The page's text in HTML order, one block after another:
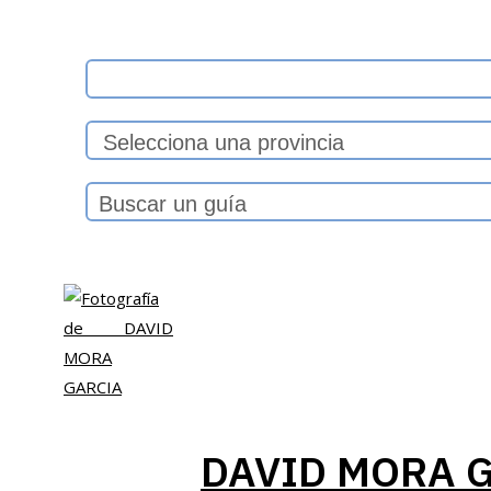
DAVID MORA